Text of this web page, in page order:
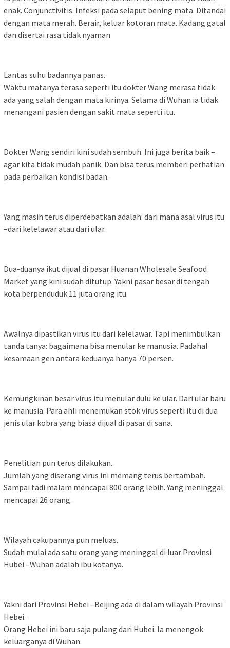
enak. Conjunctivitis. Infeksi pada selaput bening mata. Ditandai
dengan mata merah. Berair, keluar kotoran mata. Kadang gatal
dan disertai rasa tidak nyaman
Lantas suhu badannya panas.
Waktu matanya terasa seperti itu dokter Wang merasa tidak
ada yang salah dengan mata kirinya. Selama di Wuhan ia tidak
menangani pasien dengan sakit mata seperti itu.
Dokter Wang sendiri kini sudah sembuh. Ini juga berita baik –
agar kita tidak mudah panik. Dan bisa terus memberi perhatian
pada perbaikan kondisi badan.
Yang masih terus diperdebatkan adalah: dari mana asal virus itu
–dari kelelawar atau dari ular.
Dua-duanya ikut dijual di pasar Huanan Wholesale Seafood
Market yang kini sudah ditutup. Yakni pasar besar di tengah
kota berpenduduk 11 juta orang itu.
Awalnya dipastikan virus itu dari kelelawar. Tapi menimbulkan
tanda tanya: bagaimana bisa menular ke manusia. Padahal
kesamaan gen antara keduanya hanya 70 persen.
Kemungkinan besar virus itu menular dulu ke ular. Dari ular baru
ke manusia. Para ahli menemukan stok virus seperti itu di dua
jenis ular kobra yang biasa dijual di pasar di sana.
Penelitian pun terus dilakukan.
Jumlah yang diserang virus ini memang terus bertambah.
Sampai tadi malam mencapai 800 orang lebih. Yang meninggal
mencapai 26 orang.
Wilayah cakupannya pun meluas.
Sudah mulai ada satu orang yang meninggal di luar Provinsi
Hubei –Wuhan adalah ibu kotanya.
Yakni dari Provinsi Hebei –Beijing ada di dalam wilayah Provinsi
Hebei.
Orang Hebei ini baru saja pulang dari Hubei. Ia menengok
keluarganya di Wuhan.